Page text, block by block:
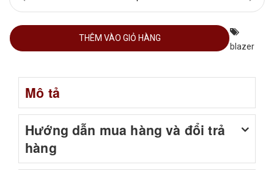
THÊM VÀO GIỎ HÀNG
blazer
Mô tả
Hướng dẫn mua hàng và đổi trả
hàng